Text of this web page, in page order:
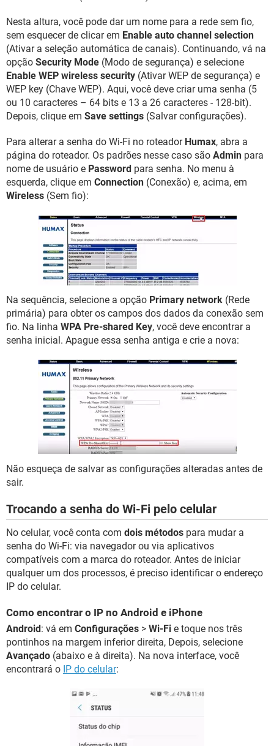
Nesta altura, você pode dar um nome para a rede sem fio,
sem esquecer de clicar em Enable auto channel selection
(Ativar a seleção automática de canais). Continuando, vá na
opção Security Mode (Modo de segurança) e selecione
Enable WEP wireless security (Ativar WEP de segurança) e
WEP key (Chave WEP). Aqui, você deve criar uma senha (5
ou 10 caracteres – 64 bits e 13 a 26 caracteres - 128-bit).
Depois, clique em Save settings (Salvar configurações).
Para alterar a senha do Wi-Fi no roteador Humax, abra a
página do roteador. Os padrões nesse caso são Admin para
nome de usuário e Password para senha. No menu à
esquerda, clique em Connection (Conexão) e, acima, em
Wireless (Sem fio):
Na sequência, selecione a opção Primary network (Rede
primária) para obter os campos dos dados da conexão sem
fio. Na linha WPA Pre-shared Key, você deve encontrar a
senha inicial. Apague essa senha antiga e crie a nova:
Não esqueça de salvar as configurações alteradas antes de
sair.
Trocando a senha do Wi-Fi pelo celular
No celular, você conta com dois métodos para mudar a
senha do Wi-Fi: via navegador ou via aplicativos
compatíveis com a marca do roteador. Antes de iniciar
qualquer um dos processos, é preciso identificar o endereço
IP do celular.
Como encontrar o IP no Android e iPhone
Android: vá em Configurações > Wi-Fi e toque nos três
pontinhos na margem inferior direita, Depois, selecione
Avançado (abaixo e à direita). Na nova interface, você
encontrará o IP do celular: